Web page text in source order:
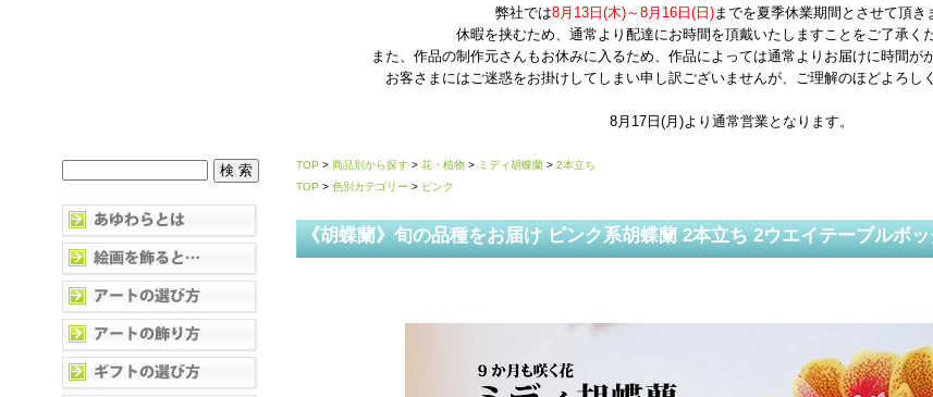
弊社では8月13日(木)～8月16日(日)までを夏季休業期間とさせて頂き
休暇を挟むため、通常より配達にお時間を頂戴いたしますことをご了承く
また、作品の制作元さんもお休みに入るため、作品によっては通常よりお届けに時間が
お客さまにはご迷惑をお掛けしてしまい申し訳ございませんが、ご理解のほどよろし
8月17日(月)より通常営業となります。
TOP > 商品別から探す > 花・植物 > ミディ胡蝶蘭 > 2本立ち
TOP > 色別カテゴリー > ピンク
《胡蝶蘭》旬の品種をお届け ピンク系胡蝶蘭 2本立ち 2ウエイテーブルボ